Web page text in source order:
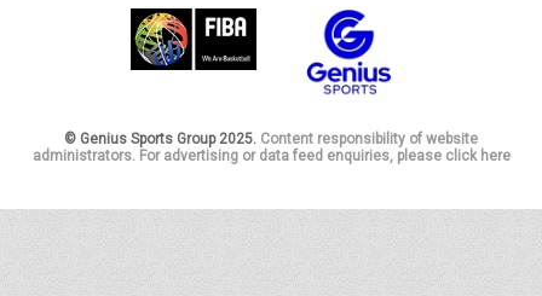
© Genius Sports Group 2025. Content responsibility of website
administrators. For advertising or data feed enquiries, please click here